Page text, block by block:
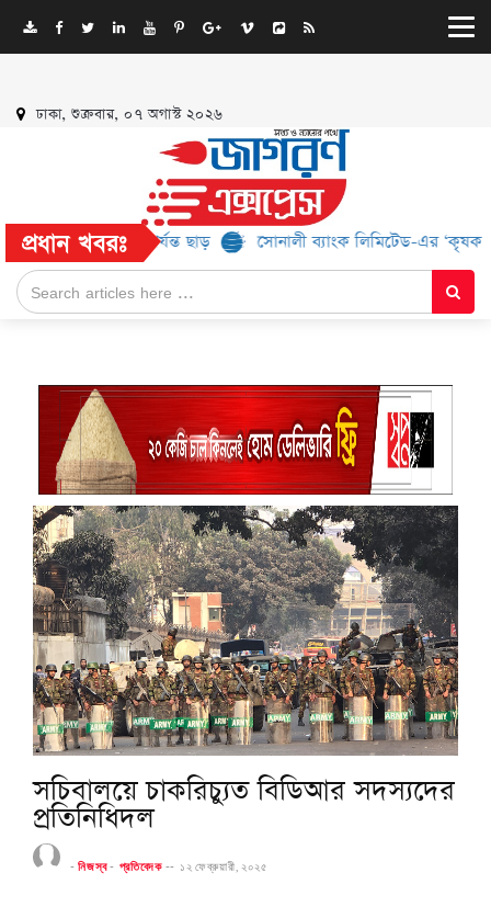
ঢাকা, শুক্রবার, ০৭ অগাস্ট ২০২৬
প্রধান খবরঃ
৫২% পর্যন্ত ছাড় সোনালী ব্যাংক লিমিটেড-এর ‘কৃষক কার্ড’
সচিবালয়ে চাকরিচ্যুত বিডিআর সদস্যদের
প্রতিনিধিদল
-নিজস্ব- প্রতিবেদক-- ১২ ফেব্রুয়ারী, ২০২৫